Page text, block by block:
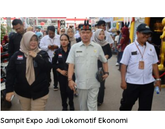
Sampit Expo Jadi Lokomotif Ekonomi